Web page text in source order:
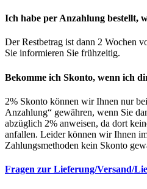
Ich habe per Anzahlung bestellt,
Der Restbetrag ist dann 2 Wochen
Sie informieren Sie frühzeitig.
Bekomme ich Skonto, wenn ich
2% Skonto können wir Ihnen nur
Anzahlung“ gewähren, wenn Sie
abzüglich 2% anweisen, da dort
anfallen. Leider können wir Ihnen
Zahlungsmethoden kein Skonto
Fragen zur Lieferung/Versand/